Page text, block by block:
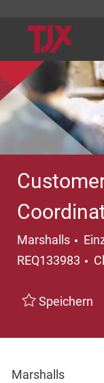
Marshalls
REQ133983
Speichern
Marshalls